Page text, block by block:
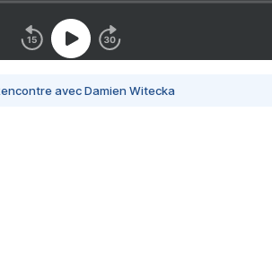
avec Damien Witecka